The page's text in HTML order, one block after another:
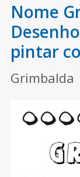
Nome
pintar
Grimbalda